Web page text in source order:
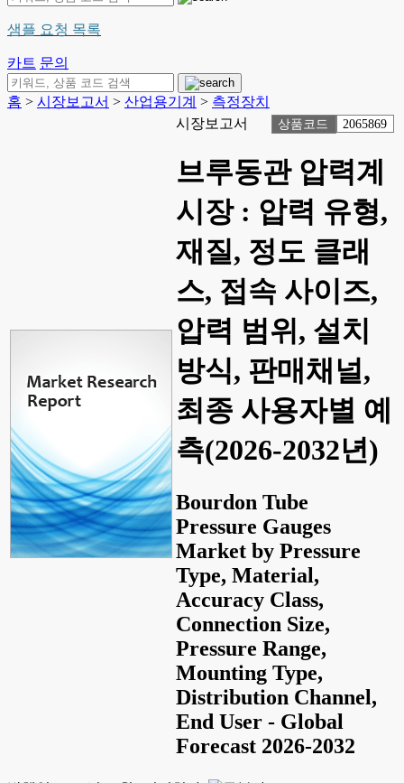
샘플 요청 목록
카트 문의
홈 > 시장보고서 > 산업용기계 > 측정장치
시장보고서
상품코드 2065869
브루동관 압력계
시장 : 압력 유형,
재질, 정도 클래
스, 접속 사이즈,
압력 범위, 설치
방식, 판매채널,
최종 사용자별 예
측(2026-2032년)
Bourdon Tube
Pressure Gauges
Market by Pressure
Type, Material,
Accuracy Class,
Connection Size,
Pressure Range,
Mounting Type,
Distribution Channel,
End User - Global
Forecast 2026-2032